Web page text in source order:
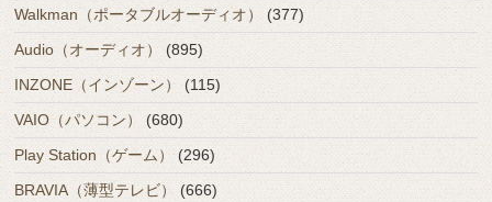
Walkman（ポータブルオーディオ）
(377)
Audio（オーディオ）
(895)
INZONE（インゾーン）
(115)
VAIO（パソコン）
(680)
Play Station（ゲーム）
(296)
BRAVIA（薄型テレビ）
(666)